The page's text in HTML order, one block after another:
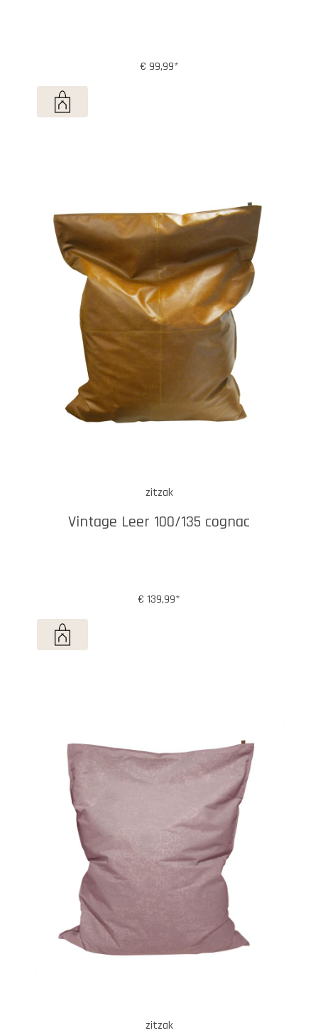
€ 99,99*
zitzak
Vintage Leer 100/135 cognac
€ 139,99*
zitzak